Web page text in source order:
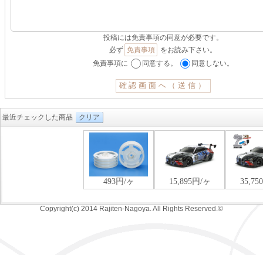
投稿には免責事項の同意が必要です。
必ず 免責事項
をお読み下さい。
免責事項に
同意する。 同意しない。
最近チェックした商品 クリア
Copyright(c) 2014 Rajiten-Nagoya. All Rights Reserved.©